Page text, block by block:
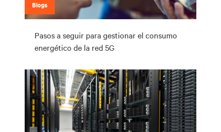
Blogs
Pasos a seguir para gestionar el consumo
energético de la red 5G